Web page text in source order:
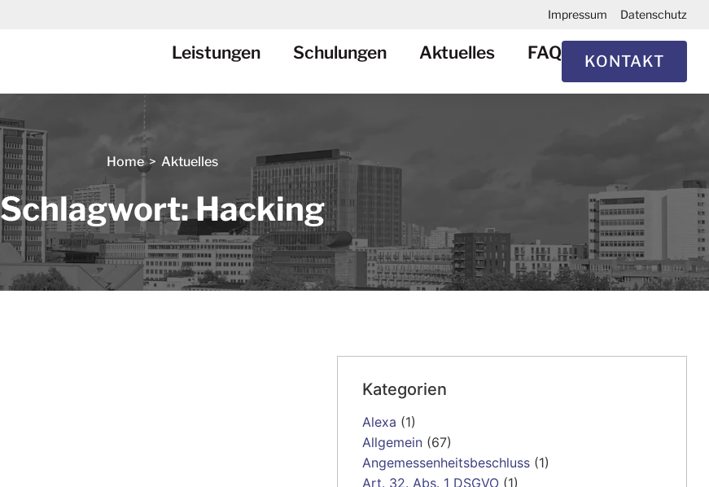
Impressum Datenschutz
Leistungen Schulungen Aktuelles FAQ KONTAKT
Home> Aktuelles
Schlagwort: Hacking
Kategorien
Alexa (1)
Allgemein(67)
Angemessenheitsbeschluss(1)
Art. 32. Abs. 1 DSGVO(1)